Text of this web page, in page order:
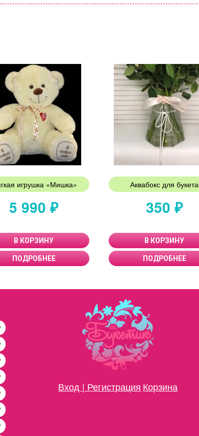
игрушка «Мишка»
5 990 ₽
В КОРЗИНУ
ПОДРОБНЕЕ
Аквабокс для букета
350 ₽
В КОРЗИНУ
ПОДРОБНЕЕ
Вход | Регистрация Корзина